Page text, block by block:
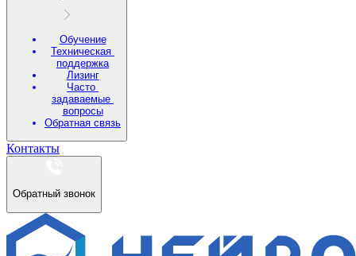
Обучение
Техническая
поддержка
Лизинг
Часто
задаваемые
вопросы
Обратная связь
Контакты
Обратный звонок